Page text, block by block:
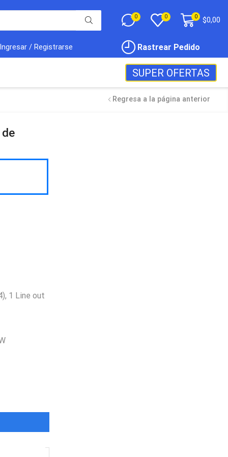
0 0 0 $0,00
Ingresar / Registrarse Rastrear Pedido
SUPER OFERTAS
Regresa a la página anterior
1 Line out